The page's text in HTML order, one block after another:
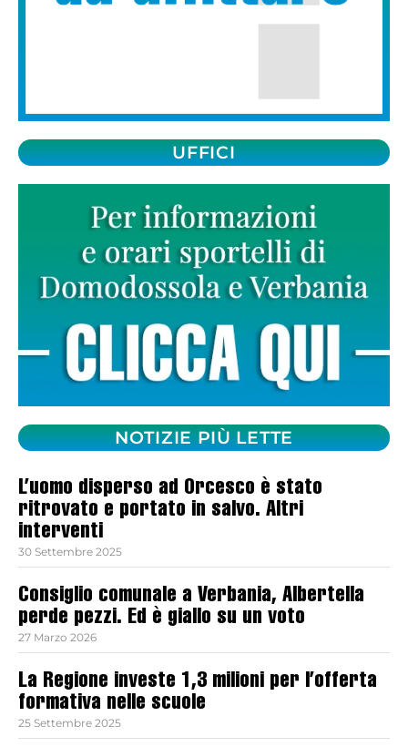
UFFICI
NOTIZIE PIÙ LETTE
L’uomo disperso ad Orcesco è stato
ritrovato e portato in salvo. Altri
interventi
30 Settembre 2025
Consiglio comunale a Verbania, Albertella
perde pezzi. Ed è giallo su un voto
27 Marzo 2026
La Regione investe 1,3 milioni per l’offerta
formativa nelle scuole
25 Settembre 2025